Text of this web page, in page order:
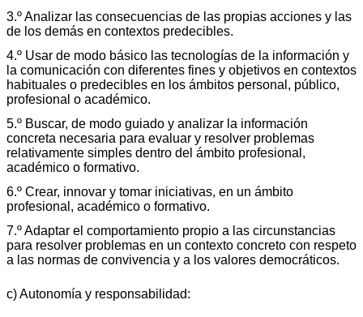
3.º Analizar las consecuencias de las propias acciones y las
de los demás en contextos predecibles.
4.º Usar de modo básico las tecnologías de la información y
la comunicación con diferentes fines y objetivos en contextos
habituales o predecibles en los ámbitos personal, público,
profesional o académico.
5.º Buscar, de modo guiado y analizar la información
concreta necesaria para evaluar y resolver problemas
relativamente simples dentro del ámbito profesional,
académico o formativo.
6.º Crear, innovar y tomar iniciativas, en un ámbito
profesional, académico o formativo.
7.º Adaptar el comportamiento propio a las circunstancias
para resolver problemas en un contexto concreto con respeto
a las normas de convivencia y a los valores democráticos.
c) Autonomía y responsabilidad: